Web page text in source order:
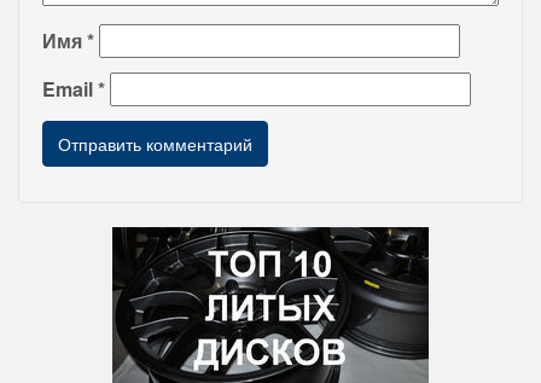
Имя*
Email*